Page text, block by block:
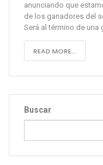
anunciando que
de los ganadores del
Será al término de una
READ MORE...
Buscar